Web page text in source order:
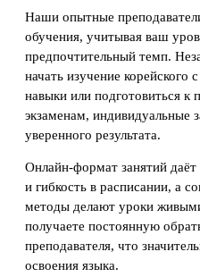
Наши опытные
обучения, учитывая ваш
предпочтительный темп.
начать изучение корейского
навыки или подготовиться к
экзаменам, индивидуальные
уверенного результата.
Онлайн-формат занятий
и гибкость в расписании, а
методы делают уроки
получаете постоянную
преподавателя, что
освоения языка.